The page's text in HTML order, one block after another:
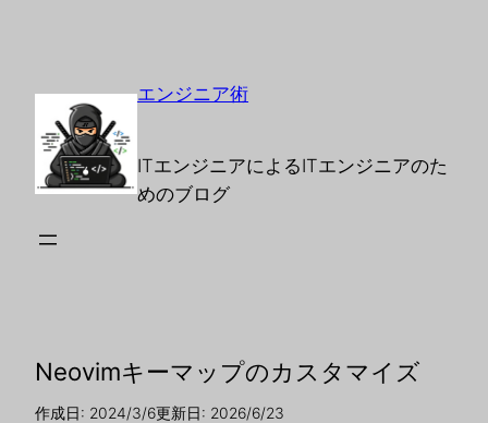
エンジニア術
ITエンジニアによるITエンジニアのた
めのブログ
Neovimキーマップのカスタマイズ
作成日: 2024/3/6更新日: 2026/6/23